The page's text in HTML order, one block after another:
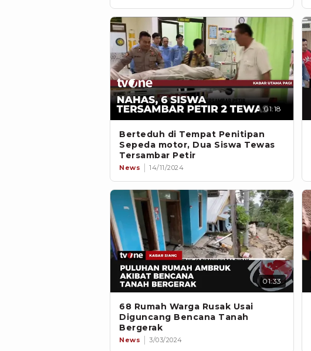
01:18
Berteduh di Tempat Penitipan
Sepeda motor, Dua Siswa Tewas
Tersambar Petir
News 14/11/2024
01:33
68 Rumah Warga Rusak Usai
Diguncang Bencana Tanah
Bergerak
News 3/03/2024